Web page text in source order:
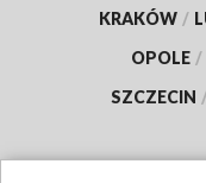
KRAKÓW /
OPOLE /
SZCZECIN